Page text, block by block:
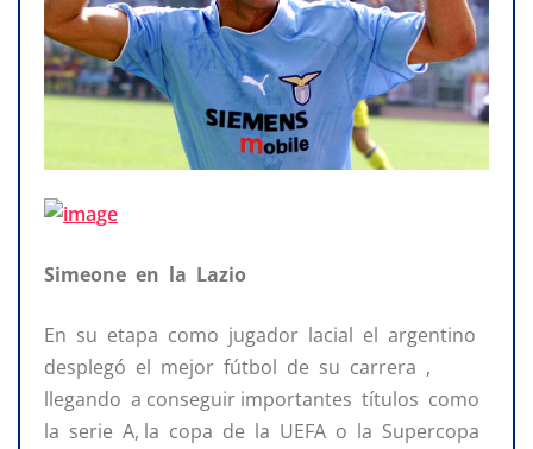
Simeone en la Lazio
En su etapa como jugador lacial el argentino
desplegó el mejor fútbol de su carrera ,
llegando a conseguir importantes títulos como
la serie A, la copa de la UEFA o la Supercopa